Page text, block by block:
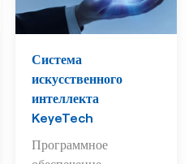
Система
искусственного
интеллекта
KeyeTech
Программное